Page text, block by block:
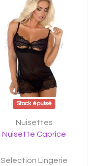
Stock épuisé
Nuisettes
Nuisette Caprice
Sélection Lingerie